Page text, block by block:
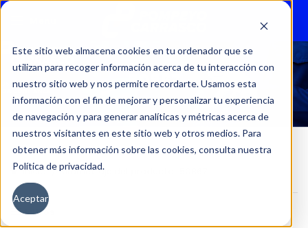
Este sitio web almacena cookies en tu ordenador que se
utilizan para recoger información acerca de tu interacción con
nuestro sitio web y nos permite recordarte. Usamos esta
información con el fin de mejorar y personalizar tu experiencia
de navegación y para generar analíticas y métricas acerca de
nuestros visitantes en este sitio web y otros medios. Para
obtener más información sobre las cookies, consulta nuestra
Política de privacidad.
Aceptar
50867
Inicio Kilometraje del producto
Filtros